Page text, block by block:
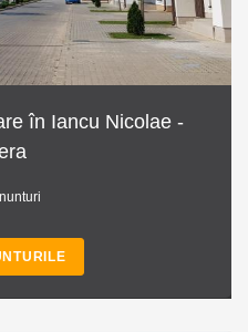
în Iancu Nicolae -